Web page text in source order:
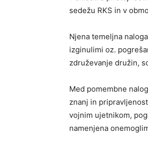
sedežu RKS in v
Njena temeljna
izginulimi oz.
združevanje družin,
Med pomembne
znanj in
vojnim ujetnikom,
namenjena